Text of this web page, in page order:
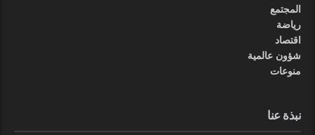
المجتمع
رياضة
اقتصاد
شؤون عالمية
منوعات
نبذة عنا